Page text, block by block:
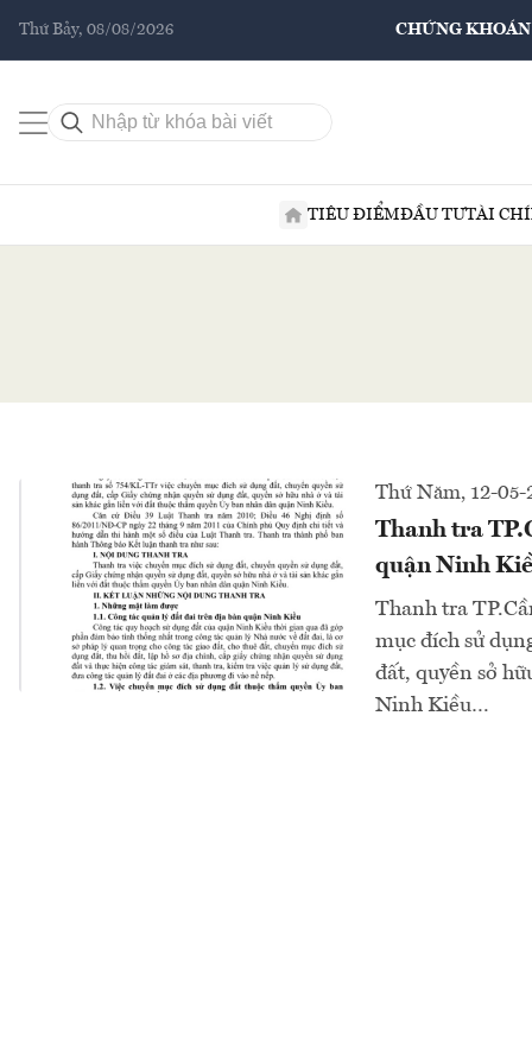
Thứ Bảy, 08/08/2026 CHỨNG KHOÁN
TIÊU ĐIỂMĐẦU TƯTÀI
Thứ Năm, 12-05-
Thanh tra
quận Ninh
Thanh tra
mục đích sử
đất, quyền sở
Ninh Kiều…